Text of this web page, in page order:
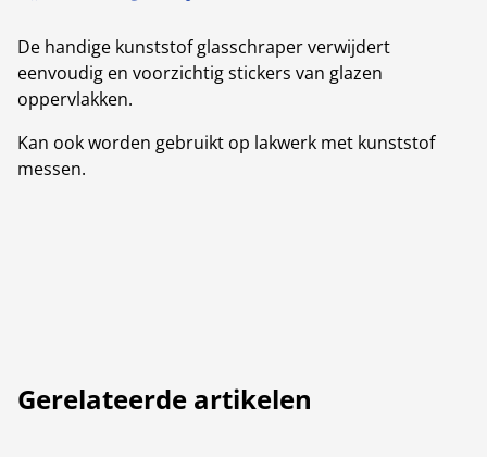
De handige kunststof glasschraper verwijdert
eenvoudig en voorzichtig stickers van glazen
oppervlakken.
Kan ook worden gebruikt op lakwerk met kunststof
messen.
Gerelateerde artikelen